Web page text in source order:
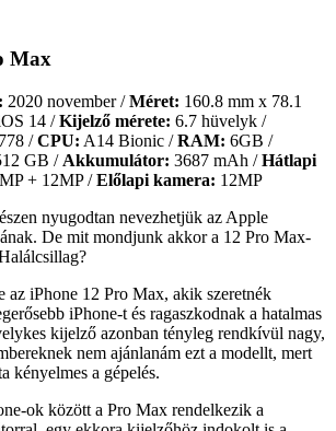
Max
2020 november /Méret: 160.8 mm x 78.1
14 /Kijelző mérete: 6.7 hüvelyk /
/CPU: A14 Bionic /RAM: 6GB /
GB / Akkumulátor: 3687 mAh /Hátlapi
+ 12MP /Előlapi kamera: 12MP
nyugodtan nevezhetjük az Apple
De mit mondjunk akkor a 12 Pro Max-
az iPhone 12 Pro Max, akik szeretnék
iPhone-t és ragaszkodnak a hatalmas
kijelző azonban tényleg rendkívül nagy,
nem ajánlanám ezt a modellt, mert
kényelmes a gépelés.
ok között a Pro Max rendelkezik a